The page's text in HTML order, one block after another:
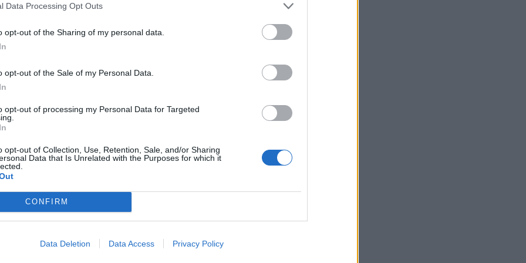
Data Processing Opt Outs
opt-out of the Sharing of my personal data.
opt-out of the Sale of my Personal Data.
opt-out of processing my Personal Data for Targeted
opt-out of Collection, Use, Retention, Sale, and/or Sharing
Data that Is Unrelated with the Purposes for which it
CONFIRM
Data Deletion Data Access Privacy Policy
μέσω του οποίου ελέγχονται τα
φρεσκοχυμένα κομμάτια αλουμινίου. Ενώ,
ο μηχανικός και το συνεργείο του να
τρίτο παρέμεινε κατά λάθος ενεργοποιημένο με
Information.
έκθεση τραυματισμού που υποβλήθηκε σε
αρχές της κομητείας Τράβις. Με
κόψιμο ή ανοιχτό τραύμα» στο αριστερό
δεν ήταν προφανώς αρκετά σοβαρός
την εργασία του.
Η Tesla αρνήθηκε να